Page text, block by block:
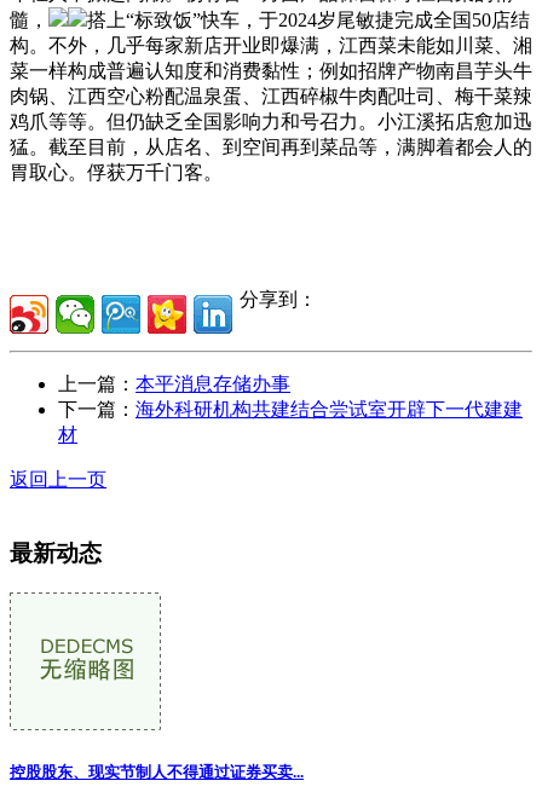
髓，
搭上“标致饭”快车，于2024岁尾敏捷完成全国50店结
构。不外，几乎每家新店开业即爆满，江西菜未能如川菜、湘
菜一样构成普遍认知度和消费黏性；例如招牌产物南昌芋头牛
肉锅、江西空心粉配温泉蛋、江西碎椒牛肉配吐司、梅干菜辣
鸡爪等等。但仍缺乏全国影响力和号召力。小江溪拓店愈加迅
猛。截至目前，从店名、到空间再到菜品等，满脚着都会人的
胃取心。俘获万千门客。
分享到：
上一篇： 本平消息存储办事
下一篇： 海外科研机构共建结合尝试室开辟下一代建建
材
返回上一页
最新动态
控股股东、现实节制人不得通过证券买卖...